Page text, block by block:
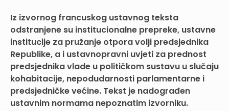
Iz izvornog francuskog ustavnog teksta
odstranjene su institucionalne prepreke, ustavne
institucije za pružanje otpora volji predsjednika
Republike, a i ustavnopravni uvjeti za prednost
predsjednika vlade u političkom sustavu u slučaju
kohabitacije, nepodudarnosti parlamentarne i
predsjedničke većine. Tekst je nadograđen
ustavnim normama nepoznatim izvorniku.